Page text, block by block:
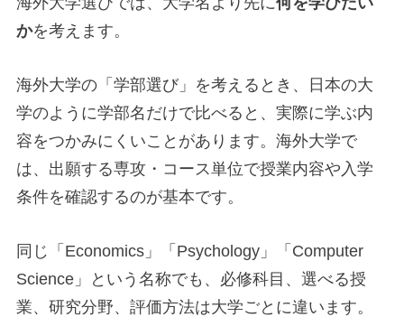
かを考えます。
海外大学の「学部選び」を考えるとき、日本の大
学のように学部名だけで比べると、実際に学ぶ内
容をつかみにくいことがあります。海外大学で
は、出願する専攻・コース単位で授業内容や入学
条件を確認するのが基本です。
同じ「Economics」「Psychology」「Computer
Science」という名称でも、必修科目、選べる授
業、研究分野、評価方法は大学ごとに違います。